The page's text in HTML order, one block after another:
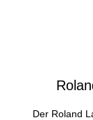
Der Roland